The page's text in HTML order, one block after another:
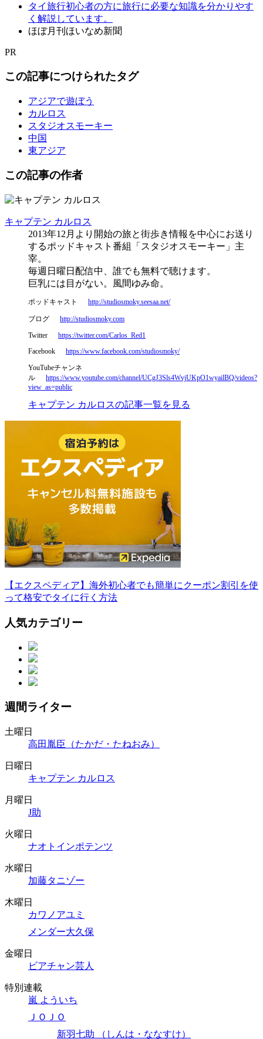
タイ旅行初心者の方に旅行に必要な知識を分かりやす
く解説しています。
ほぼ月刊ほいなめ新聞
PR
この記事につけられたタグ
アジアで遊ぼう
カルロス
スタジオスモーキー
中国
東アジア
この記事の作者
キャプテン カルロス
2013年12月より開始の旅と街歩き情報を中心にお送り
するポッドキャスト番組「スタジオスモーキー」主
宰。
毎週日曜日配信中、誰でも無料で聴けます。
巨乳には目がない。風間ゆみ命。
ポッドキャスト http://studiosmoky.seesaa.net/
ブログ http://studiosmoky.com
Twitter https://twitter.com/Carlos_Red1
Facebook https://www.facebook.com/studiosmoky/
YouTubeチャンネ
ル https://www.youtube.com/channel/UCgJ3Sls4WvjUKpO1wyailBQ/videos?
view_as=public
キャプテン カルロスの記事一覧を見る
【エクスペディア】海外初心者でも簡単にクーポン割引を使
って格安でタイに行く方法
人気カテゴリー
週間ライター
土曜日
高田胤臣（たかだ・たねおみ）
日曜日
キャプテン カルロス
月曜日
J助
火曜日
ナオトインポテンツ
水曜日
加藤タニゾー
木曜日
カワノアユミ
メンダー大久保
金曜日
ビアチャン芸人
特別連載
嵐 よういち
ＪＯＪＯ
新羽七助 （しんは・ななすけ）